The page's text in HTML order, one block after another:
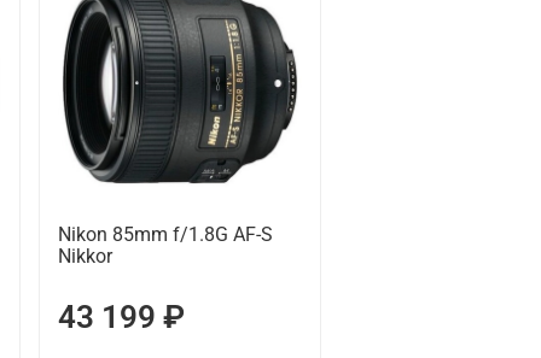
Nikon 85mm f/1.8G AF-S
Nikkor
43 199 ₽